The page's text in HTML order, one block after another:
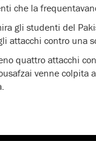
che la
gli studenti del
attacchi contro una
quattro attacchi
venne